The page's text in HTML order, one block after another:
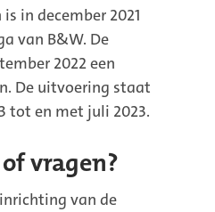
in december 2021
van B&W. De
2022 een
De uitvoering staat
tot en met juli 2023.
vragen?
van de